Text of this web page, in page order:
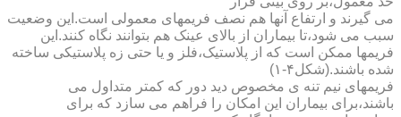
می گیرند و ارتفاع آنها هم نصف فریمهای معمولی است.این وضعیت
سبب می شود،تا بیماران از بالای عینک هم بتوانند نگاه کنند.این
فریمها ممکن است که از پلاستیک،فلز و یا حتی زه پلاستیکی ساخته
شده باشند.(شکل۴-۱)
فریمهای نیم تنه ی مخصوص دید دور که کمتر متداول می
باشند،برای بیماران این امکان را فراهم می سازد که برای